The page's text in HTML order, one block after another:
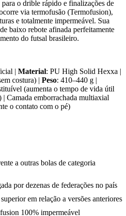
o drible rápido e finalizações de
via termofusão (Termofusion),
e totalmente impermeável. Sua
baixo rebote afinada perfeitamente
do futsal brasileiro.
| Material: PU High Solid Hexxa |
costura) | Peso: 410–440 g |
(aumenta o tempo de vida útil
Camada emborrachada multiaxial
o contato com o pé)
a outras bolas de categoria
por dezenas de federações no país
em relação a versões anteriores
100% impermeável